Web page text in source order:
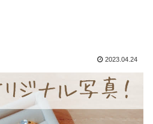
2023.04.24